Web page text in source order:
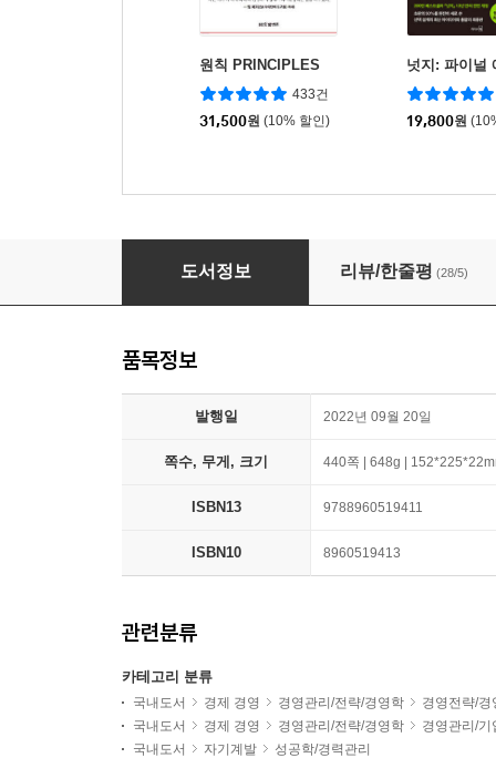
원칙 PRINCIPLES
433건
31,500원 (10% 할인)
넛지: 파이널
19,800원
후회 없음
도서정보 리뷰/한줄평 (28/5)
품목정보
발행일 2022년 09월 20일
쪽수, 무게, 크기 440쪽 | 648g |
ISBN13 9788960519411
ISBN10 8960519413
관련분류
카테고리 분류
국내도서 경제 경영 경영관리/전략/경영학
경영전략/경
국내도서
경제 경영 경영관리/전략/경영학
경영관리/기
국내도서
자기계발 성공학/경력관리